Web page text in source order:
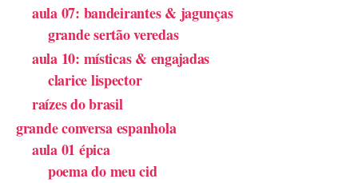
aula 07: bandeirantes & jagunças
grande sertão veredas
aula 10: místicas & engajadas
clarice lispector
raízes do brasil
grande conversa espanhola
aula 01 épica
poema do meu cid